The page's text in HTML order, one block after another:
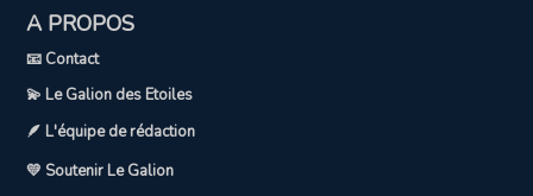
A PROPOS
📧 Contact
💫 Le Galion des Etoiles
🪶 L'équipe de rédaction
💛 Soutenir Le Galion